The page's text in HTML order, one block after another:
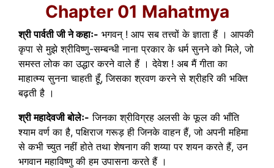
Chapter 01 Mahatmya
श्री पार्वती जी ने कहाः- भगवन् ! आप सब तत्त्वों के ज्ञाता हैं । आपकी
कृपा से मुझे श्रीविष्णु-सम्बन्धी नाना प्रकार के धर्म सुनने को मिले, जो
समस्त लोक का उद्धार करने वाले हैं । देवेश ! अब मैं गीता का
माहात्म्य सुनना चाहती हूँ, जिसका श्रवण करने से श्रीहरि की भक्ति
बढ़ती है ।
श्री महादेवजी बोलेः- जिनका श्रीविग्रह अलसी के फूल की भाँति
श्याम वर्ण का है, पक्षिराज गरूड़ ही जिनके वाहन हैं, जो अपनी महिमा
से कभी च्युत नहीं होते तथा शेषनाग की शय्या पर शयन करते हैं, उन
भगवान महाविष्णु की हम उपासना करते हैं ।